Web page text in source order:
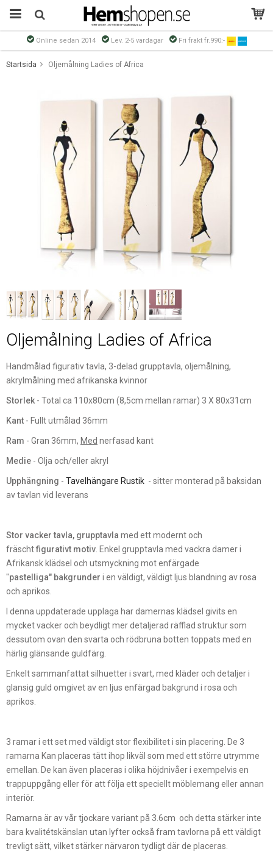
Online sedan 2014 Lev. 2-5 vardagar Fri frakt fr.990:-
Startsida Oljemålning Ladies of Africa
Oljemålning Ladies of Africa
Handmålad figurativ tavla, 3-delad grupptavla, oljemålning,
akrylmålning med afrikanska kvinnor
Storlek - Total ca 110x80cm (8,5cm mellan ramar) 3 X 80x31cm
Kant - Fullt utmålad 36mm
Ram - Gran 36mm, Med nerfasad kant
Medie - Olja och/eller akryl
Upphängning - Tavelhängare Rustik - sitter monterad på baksidan
av tavlan vid leverans
Stor vacker tavla, grupptavla med ett modernt och
fräschtfigurativt motiv . Enkel grupptavla med vackra damer i
Afrikansk klädsel och utsmyckning mot enfärgade
"pastelliga" bakgrunder i en väldigt, väldigt ljus blandning av rosa
och aprikos.
I denna uppdaterade upplaga har damernas klädsel givits en
mycket vacker och beydligt mer detaljerad räfflad struktur som
dessutom ovan den svarta och rödbruna botten toppats med en
härlig glänsande guldfärg.
Enkelt sammanfattat silhuetter i svart, med kläder och detaljer i
glansig guld omgivet av en ljus enfärgad bakgrund i rosa och
aprikos.
3 ramar i ett set med väldigt stor flexibilitet i sin placering. De 3
ramarna Kan placeras tätt ihop likväl som med ett större utrymme
emellan. De kan även placeras i olika höjdnivåer i exempelvis en
trappuppgång eller för att följa ett speciellt möblemang eller annan
interiör.
Ramarna är av vår tjockare variant på 3.6cm och detta stärker inte
bara kvalitétskänslan utan lyfter också fram tavlorna på ett väldigt
trevligt sätt, vilket stärker närvaron tydligt där de placeras.